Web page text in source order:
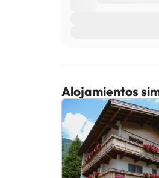
Alojamientos